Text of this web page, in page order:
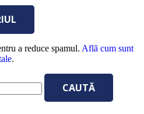
a reduce spamul. Află cum sunt
.